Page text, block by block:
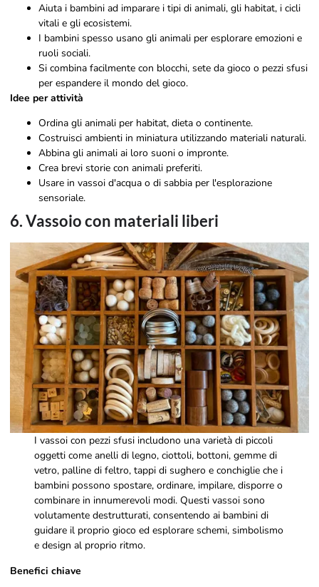
Aiuta i bambini ad imparare i tipi di animali, gli habitat, i cicli
vitali e gli ecosistemi.
I bambini spesso usano gli animali per esplorare emozioni e
ruoli sociali.
Si combina facilmente con blocchi, sete da gioco o pezzi sfusi
per espandere il mondo del gioco.
Idee per attività
Ordina gli animali per habitat, dieta o continente.
Costruisci ambienti in miniatura utilizzando materiali naturali.
Abbina gli animali ai loro suoni o impronte.
Crea brevi storie con animali preferiti.
Usare in vassoi d'acqua o di sabbia per l'esplorazione
sensoriale.
6. Vassoio con materiali liberi
I vassoi con pezzi sfusi includono una varietà di piccoli
oggetti come anelli di legno, ciottoli, bottoni, gemme di
vetro, palline di feltro, tappi di sughero e conchiglie che i
bambini possono spostare, ordinare, impilare, disporre o
combinare in innumerevoli modi. Questi vassoi sono
volutamente destrutturati, consentendo ai bambini di
guidare il proprio gioco ed esplorare schemi, simbolismo
e design al proprio ritmo.
Benefici chiave